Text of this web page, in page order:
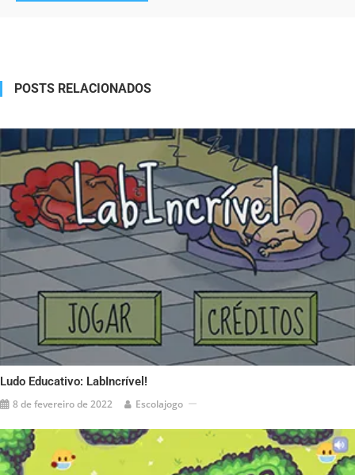
POSTS RELACIONADOS
Ludo Educativo: LabIncrível!
8 de fevereiro de 2022 Escolajogo